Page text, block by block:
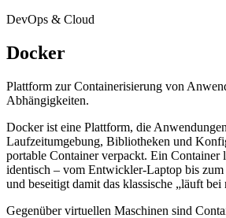
DevOps & Cloud
Docker
Plattform zur Containerisierung von
Abhängigkeiten.
Docker ist eine Plattform, die
Laufzeitumgebung, Bibliotheken und
portable Container verpackt. Ein Container
identisch – vom Entwickler-Laptop bis
und beseitigt damit das klassische „läuft
Gegenüber virtuellen Maschinen sind